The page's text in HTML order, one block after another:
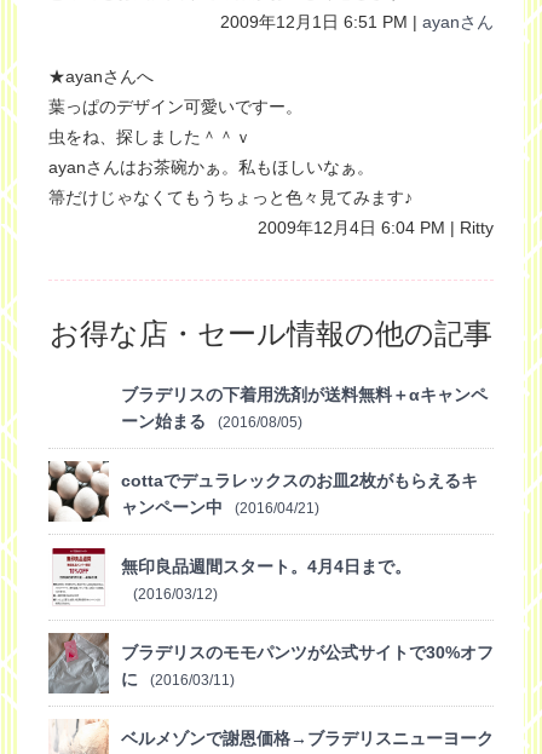
2009年12月1日 6:51 PM | ayanさん
★ayanさんへ
葉っぱのデザイン可愛いですー。
虫をね、探しました＾＾ｖ
ayanさんはお茶碗かぁ。私もほしいなぁ。
箒だけじゃなくてもうちょっと色々見てみます♪
2009年12月4日 6:04 PM | Ritty
お得な店・セール情報の他の記事
ブラデリスの下着用洗剤が送料無料＋αキャンペ
ーン始まる
(2016/08/05)
cottaでデュラレックスのお皿2枚がもらえるキ
ャンペーン中
(2016/04/21)
無印良品週間スタート。4月4日まで。
(2016/03/12)
ブラデリスのモモパンツが公式サイトで30%オフ
に
(2016/03/11)
ベルメゾンで謝恩価格→ブラデリスニューヨーク